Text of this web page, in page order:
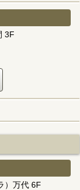
3F
）万代 6F